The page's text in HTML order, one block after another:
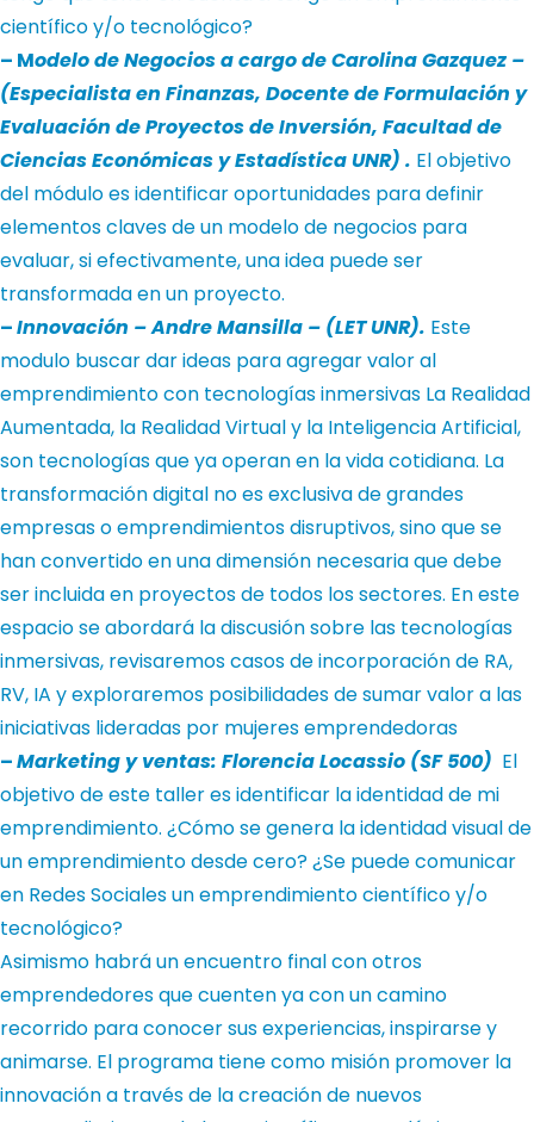
científico y/o tecnológico?
– Modelo de Negocios a cargo de Carolina Gazquez –
(Especialista en Finanzas, Docente de Formulación y
Evaluación de Proyectos de Inversión, Facultad de
Ciencias Económicas y Estadística UNR) . El objetivo
del módulo es identificar oportunidades para definir
elementos claves de un modelo de negocios para
evaluar, si efectivamente, una idea puede ser
transformada en un proyecto.
–Innovación – Andre Mansilla – (LET UNR). Este
modulo buscar dar ideas para agregar valor al
emprendimiento con tecnologías inmersivas La Realidad
Aumentada, la Realidad Virtual y la Inteligencia Artificial,
son tecnologías que ya operan en la vida cotidiana. La
transformación digital no es exclusiva de grandes
empresas o emprendimientos disruptivos, sino que se
han convertido en una dimensión necesaria que debe
ser incluida en proyectos de todos los sectores. En este
espacio se abordará la discusión sobre las tecnologías
inmersivas, revisaremos casos de incorporación de RA,
RV, IA y exploraremos posibilidades de sumar valor a las
iniciativas lideradas por mujeres emprendedoras
–Marketing y ventas: Florencia Locassio (SF 500) El
objetivo de este taller es identificar la identidad de mi
emprendimiento. ¿Cómo se genera la identidad visual de
un emprendimiento desde cero? ¿Se puede comunicar
en Redes Sociales un emprendimiento científico y/o
tecnológico?
Asimismo habrá un encuentro final con otros
emprendedores que cuenten ya con un camino
recorrido para conocer sus experiencias, inspirarse y
animarse. El programa tiene como misión promover la
innovación a través de la creación de nuevos